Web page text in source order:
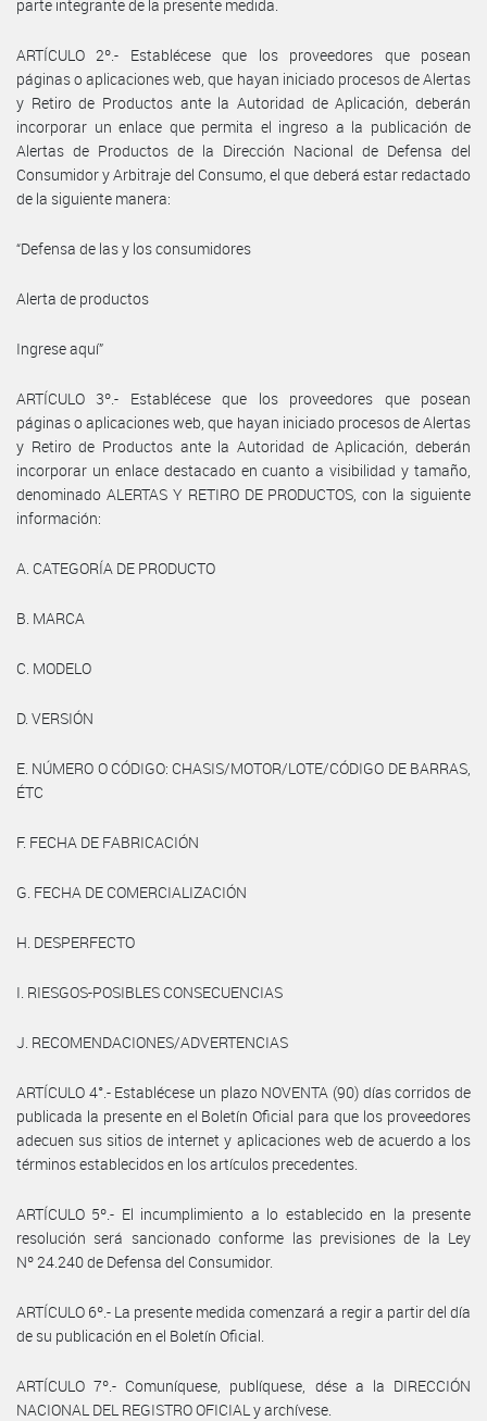
parte integrante de la presente medida.
ARTÍCULO 2º.- Establécese que los proveedores que posean
páginas o aplicaciones web, que hayan iniciado procesos de Alertas
y Retiro de Productos ante la Autoridad de Aplicación, deberán
incorporar un enlace que permita el ingreso a la publicación de
Alertas de Productos de la Dirección Nacional de Defensa del
Consumidor y Arbitraje del Consumo, el que deberá estar redactado
de la siguiente manera:
“Defensa de las y los consumidores
Alerta de productos
Ingrese aquí”
ARTÍCULO 3º.- Establécese que los proveedores que posean
páginas o aplicaciones web, que hayan iniciado procesos de Alertas
y Retiro de Productos ante la Autoridad de Aplicación, deberán
incorporar un enlace destacado en cuanto a visibilidad y tamaño,
denominado ALERTAS Y RETIRO DE PRODUCTOS, con la siguiente
información:
A. CATEGORÍA DE PRODUCTO
B. MARCA
C. MODELO
D. VERSIÓN
E. NÚMERO O CÓDIGO: CHASIS/MOTOR/LOTE/CÓDIGO DE BARRAS,
ÉTC
F. FECHA DE FABRICACIÓN
G. FECHA DE COMERCIALIZACIÓN
H. DESPERFECTO
I. RIESGOS-POSIBLES CONSECUENCIAS
J. RECOMENDACIONES/ADVERTENCIAS
ARTÍCULO 4°.- Establécese un plazo NOVENTA (90) días corridos de
publicada la presente en el Boletín Oficial para que los proveedores
adecuen sus sitios de internet y aplicaciones web de acuerdo a los
términos establecidos en los artículos precedentes.
ARTÍCULO 5º.- El incumplimiento a lo establecido en la presente
resolución será sancionado conforme las previsiones de la Ley
Nº 24.240 de Defensa del Consumidor.
ARTÍCULO 6º.- La presente medida comenzará a regir a partir del día
de su publicación en el Boletín Oficial.
ARTÍCULO 7º.- Comuníquese, publíquese, dése a la DIRECCIÓN
NACIONAL DEL REGISTRO OFICIAL y archívese.